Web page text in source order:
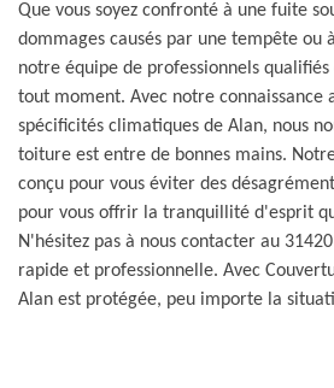
Que vous soyez confronté à une fuite
dommages causés par une tempête ou
notre équipe de professionnels
tout moment. Avec notre connaissance
spécificités climatiques de Alan, nous
toiture est entre de bonnes mains.
conçu pour vous éviter des
pour vous offrir la tranquillité d'esprit
N'hésitez pas à nous contacter au
rapide et professionnelle. Avec
Alan est protégée, peu importe la